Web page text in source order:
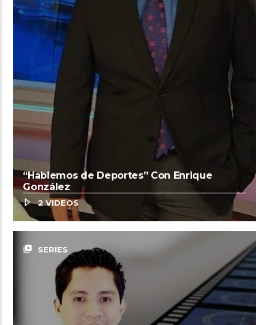
“Hablemos de Deportes” Con Enrique
González
2 VIDEOS
video_library SERIES